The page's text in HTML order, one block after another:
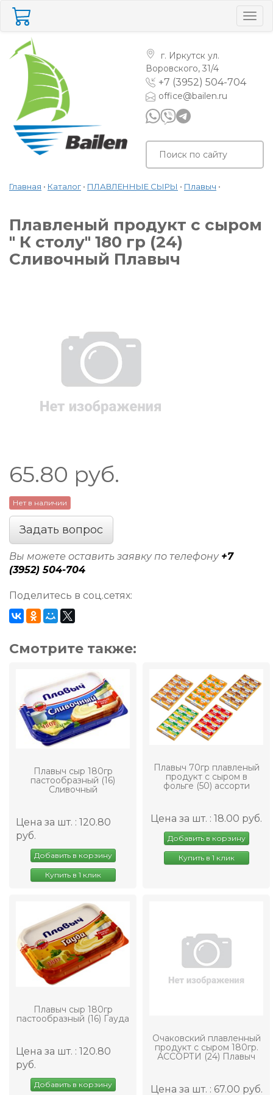
г. Иркутск ул.
Воровского, 31/4
+7 (3952) 504-704
office@bailen.ru
Главная • Каталог • ПЛАВЛЕННЫЕ СЫРЫ • Плавыч •
Плавленый продукт с сыром
" К столу" 180 гр (24)
Сливочный Плавыч
65.80 руб.
Нет в наличии
Задать вопрос
Вы можете оставить заявку по телефону +7
(3952) 504-704
Поделитесь в соц.сетях:
Смотрите также:
Плавыч сыр 180гр
пастообразный (16)
Сливочный
Цена за шт. : 120.80
руб.
Добавить в корзину
Купить в 1 клик
Плавыч 70гр плавленый
продукт с сыром в
фольге (50) ассорти
Цена за шт. : 18.00 руб.
Добавить в корзину
Купить в 1 клик
Плавыч сыр 180гр
пастообразный (16) Гауда
Цена за шт. : 120.80
руб.
Добавить в корзину
Очаковский плавленный
продукт с сыром 180гр.
АССОРТИ (24) Плавыч
Цена за шт. : 67.00 руб.